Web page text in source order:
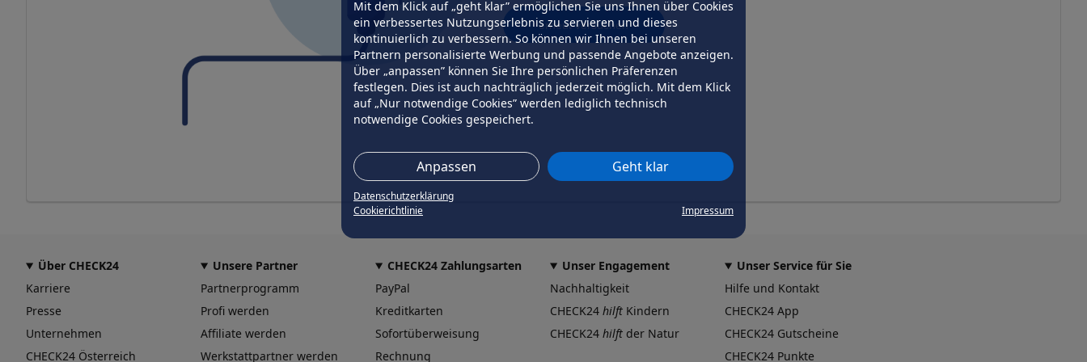
Mit dem Klick auf „geht klar” ermöglichen Sie uns Ihnen über Cookies
ein verbessertes Nutzungserlebnis zu servieren und dieses
kontinuierlich zu verbessern. So können wir Ihnen bei unseren
Partnern personalisierte Werbung und passende Angebote anzeigen.
Über „anpassen” können Sie Ihre persönlichen Präferenzen
festlegen. Dies ist auch nachträglich jederzeit möglich. Mit dem Klick
auf „Nur notwendige Cookies” werden lediglich technisch
notwendige Cookies gespeichert.
Anpassen Geht klar
Datenschutzerklärung
Cookierichtlinie
Impressum
erneut versuchen
Über CHECK24
Karriere
Presse
Unternehmen
CHECK24 Österreich
Unsere Partner
Partnerprogramm
Profi werden
Affiliate werden
Werkstattpartner werden
CHECK24 Zahlungsarten
PayPal
Kreditkarten
Sofortüberweisung
Rechnung
Unser Engagement
Nachhaltigkeit
CHECK24 hilft Kindern
CHECK24 hilft der Natur
Unser Service für Sie
Hilfe und Kontakt
CHECK24 App
CHECK24 Gutscheine
CHECK24 Punkte